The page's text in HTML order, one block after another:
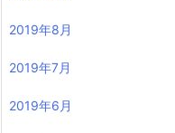
2019年8月
2019年7月
2019年6月